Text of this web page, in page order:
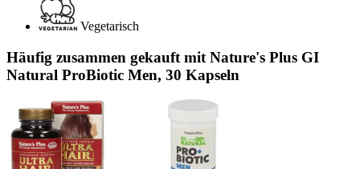
Vegetarisch
Häufig zusammen gekauft mit Nature's Plus GI
Natural ProBiotic Men, 30 Kapseln